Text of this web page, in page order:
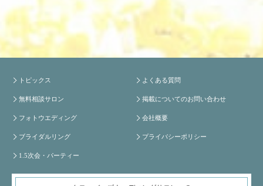
トピックス
無料相談サロン
フォトウエディング
ブライダルリング
1.5次会・パーティー
よくある質問
掲載についてのお問い合わせ
会社概要
プライバシーポリシー